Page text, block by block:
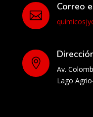

Correo

Av.
Lago